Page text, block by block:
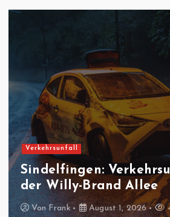
Feuerwehreinsatz
Gäufelden-Nebringen:
Fräsmaschine brennt
Produktionshalle
VonFrank August 1, 2026